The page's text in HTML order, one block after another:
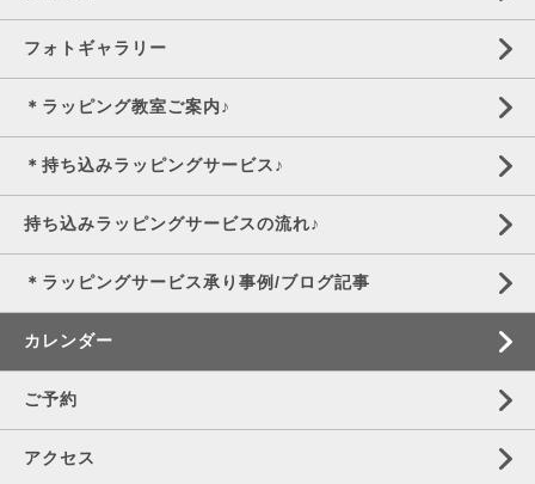
フォトギャラリー
＊ラッピング教室ご案内♪
＊持ち込みラッピングサービス♪
持ち込みラッピングサービスの流れ♪
＊ラッピングサービス承り事例/ブログ記事
カレンダー
ご予約
アクセス